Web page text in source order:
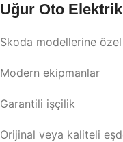
Uğur Oto Elektrik
Skoda modellerine
Modern ekipmanlar
Garantili işçilik
Orijinal veya kaliteli